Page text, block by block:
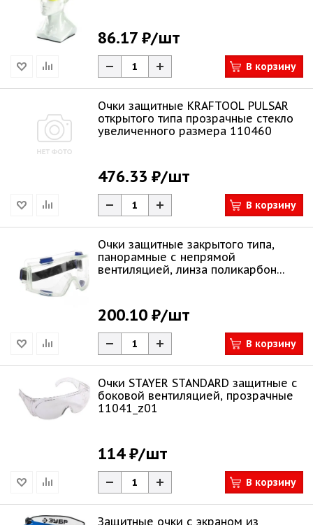
86.17 ₽/шт
В корзину
Очки защитные KRAFTOOL PULSAR
открытого типа прозрачные стекло
увеличенного размера 110460
476.33 ₽/шт
В корзину
Очки защитные закрытого типа,
панорамные с непрямой
вентиляцией, линза поликарбон
200.10 ₽/шт
В корзину
Очки STAYER STANDARD защитные с
боковой вентиляцией, прозрачные
11041_z01
114 ₽/шт
В корзину
Защитные очки с экраном из